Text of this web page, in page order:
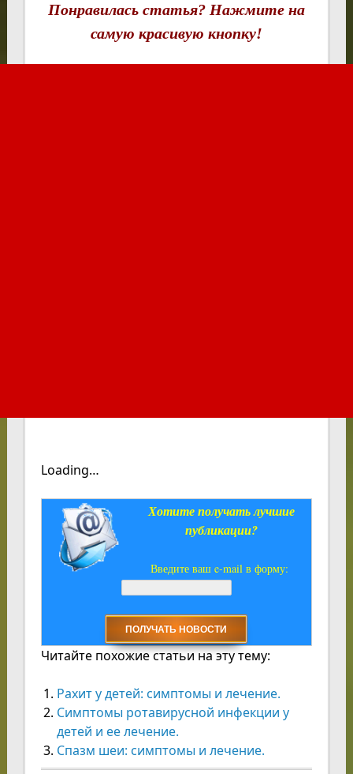
Понравилась статья? Нажмите на
самую красивую кнопку!
Loading…
Хотите получать лучшие
публикации?
Введите ваш e-mail в форму:
Читайте похожие статьи на эту тему:
Рахит у детей: симптомы и лечение.
Симптомы ротавирусной инфекции у
детей и ее лечение.
Спазм шеи: симптомы и лечение.